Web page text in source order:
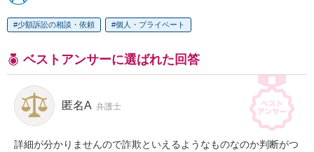
少額訴訟の相談・依頼 個人・プライベート
ベストアンサーに選ばれた回答
匿名A 弁護士
詳細が分かりませんので詐欺といえるようなものなのか判断がつ